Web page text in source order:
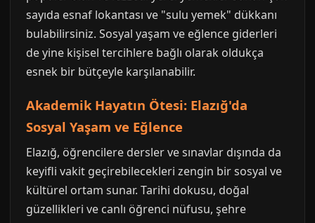
sayıda esnaf lokantası ve "sulu yemek" dükkanı
bulabilirsiniz. Sosyal yaşam ve eğlence giderleri
de yine kişisel tercihlere bağlı olarak oldukça
esnek bir bütçeyle karşılanabilir.
Akademik Hayatın Ötesi: Elazığ'da
Sosyal Yaşam ve Eğlence
Elazığ, öğrencilere dersler ve sınavlar dışında da
keyifli vakit geçirebilecekleri zengin bir sosyal ve
kültürel ortam sunar. Tarihi dokusu, doğal
güzellikleri ve canlı öğrenci nüfusu, şehre